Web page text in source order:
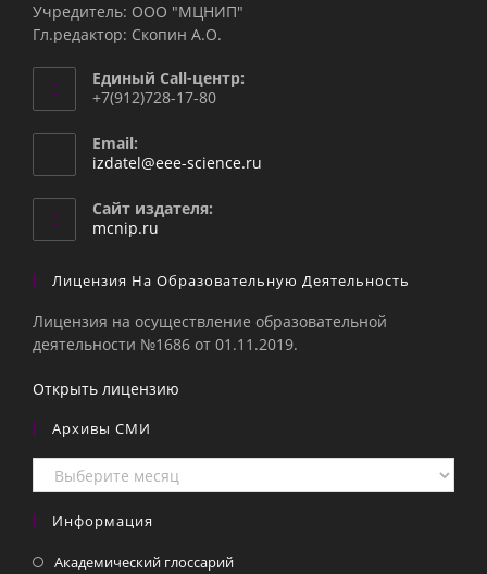
Учредитель: ООО "МЦНИП"
Гл.редактор: Скопин А.О.
Единый Call-центр:
+7(912)728-17-80
Email:
izdatel@eee-science.ru
Сайт издателя:
mcnip.ru
Лицензия На Образовательную Деятельность
Лицензия на осуществление образовательной
деятельности №1686 от 01.11.2019.
Открыть лицензию
Архивы СМИ
Архивы
СМИ
Информация
Академический глоссарий